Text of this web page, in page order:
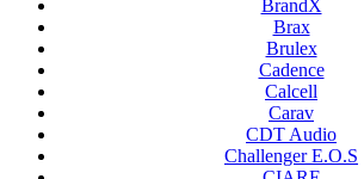
BrandX
Brax
Brulex
Cadence
Calcell
Carav
CDT Audio
Challenger E.O.S